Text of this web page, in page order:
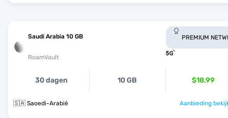
Saudi Arabia 10 GB
RoamVault
PREMIUM
30 dagen 10 GB $18.99
🇸🇦 Saoedi-Arabië Aanbieding